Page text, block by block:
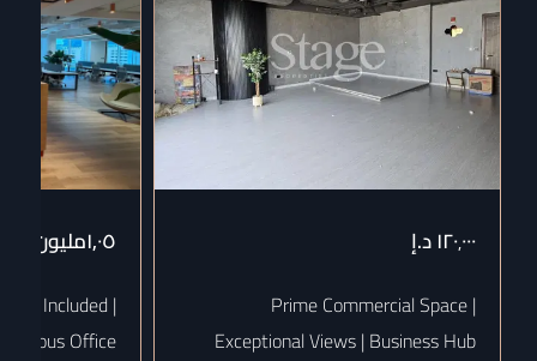
١٢٠٬٠٠٠د.إ
Prime Commercial Space |
Exceptional Views | Business Hub
١٫٠٥مليون
Included |
Office